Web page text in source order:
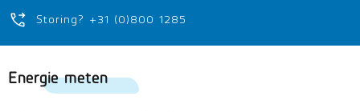
Storing? +31 (0)800 1285
Energie meten